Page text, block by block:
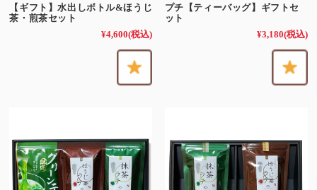
【ギフト】水出しボトル&ほうじ
茶・煎茶セット
¥4,600(税込)
プチ【ティーバッグ】ギフトセ
ット
¥3,180(税込)